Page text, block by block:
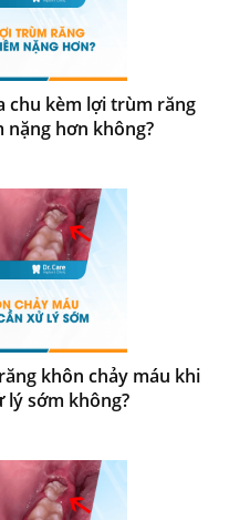
chu kèm lợi trùm răng
nặng hơn không?
khôn chảy máu khi
lý sớm không?